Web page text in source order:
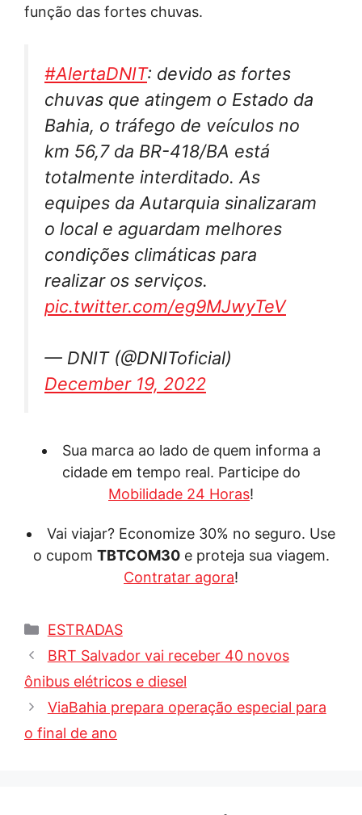
função das fortes chuvas.
#AlertaDNIT: devido as fortes
chuvas que atingem o Estado da
Bahia, o tráfego de veículos no
km 56,7 da BR-418/BA está
totalmente interditado. As
equipes da Autarquia sinalizaram
o local e aguardam melhores
condições climáticas para
realizar os serviços.
pic.twitter.com/eg9MJwyTeV
— DNIT (@DNIToficial)
December 19, 2022
Sua marca ao lado de quem informa a
cidade em tempo real. Participe do
Mobilidade 24 Horas!
Vai viajar? Economize 30% no seguro. Use
o cupom TBTCOM30e proteja sua viagem.
Contratar agora!
Categorias
ESTRADAS
BRT Salvador vai receber 40 novos
ônibus elétricos e diesel
ViaBahia prepara operação especial para
o final de ano